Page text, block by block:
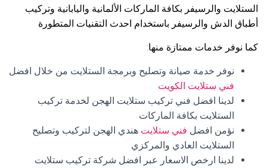
الستلايت والرسيفر بكافة الماركات الألمانية واليابانية وتركيب
أطباق الدش والرسيفر باستخدام احدث التقنيات المتطورة
كما نوفر خدمات ممتازة منها:
نوفر خدمة صيانة وتصليح وبرمجة الستلايت من خلال افضل
فني ستلايت الكويت
لدينا افضل فني تركيب ستلايت الهجن لخدمة تركيب
الستلايت بكافة الماركات
نؤمن افضل فني ستلايت هندي الهجن لتركيب وتصليح
الستلايت العادي والمركزي
لدينا ارخص الاسعار عبر افضل شركة تركيب ستلايت